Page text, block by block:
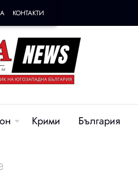
КОНТАКТИ
Крими България